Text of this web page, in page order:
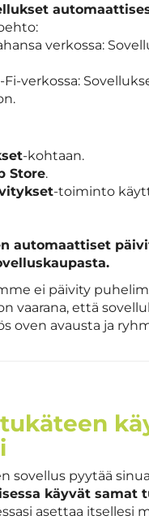
verkossa:
Fi-verkossa:
-kohtaan.
Store.
-toiminto
automaattiset
ei päivity
vaarana, että
oven avausta ja
sovellus pyytää
käyvät
asettaa itsellesi